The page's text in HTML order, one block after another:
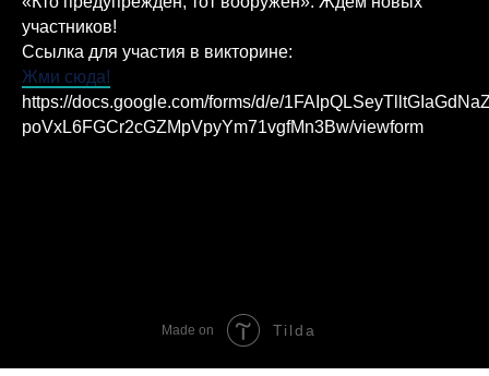
участников!
Ссылка для участия в викторине:
Жми сюда!
https://docs.google.com/forms/d/e/
poVxL6FGCr2cGZMpVpyYm71vgfMn3Bw/viewform
Made on Tilda